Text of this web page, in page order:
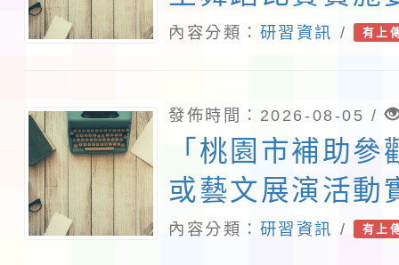
內容分類： 研習資訊 / 有上
發佈時間：2026-08-05 /
「桃園市補助
或藝文展演活動
115年下半年申
內容分類： 研習資訊 / 有上